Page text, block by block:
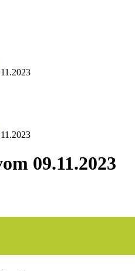
09.11.2023